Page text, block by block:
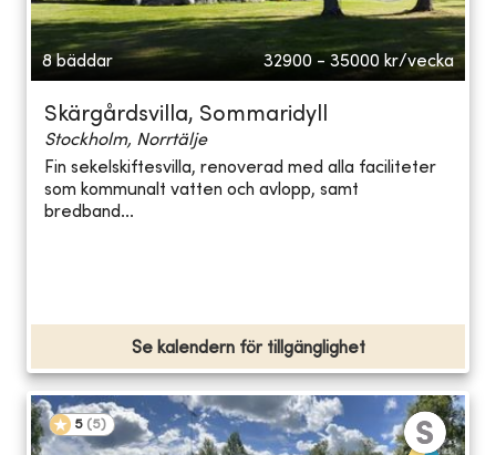
8 bäddar 32900 - 35000 kr/vecka
Skärgårdsvilla, Sommaridyll
Stockholm, Norrtälje
Fin sekelskiftesvilla, renoverad med alla faciliteter
som kommunalt vatten och avlopp, samt
bredband...
Se kalendern för tillgänglighet
5 (5)